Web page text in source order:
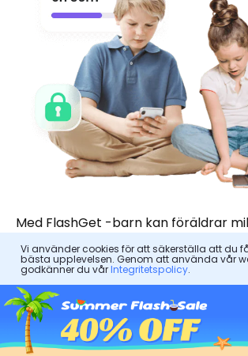
Med FlashGet -barn kan föräldrar
överdriven användning av anonym
att implementera tidsbegränsningar.
för faror online skulle sänkas och
utveckla hälsosammare digitala
Låt oss se hur man gör det.
Vi använder cookies för att säkerställa att du
bästa upplevelsen. Genom att använda vår
godkänner du vårIntegritetspolicy.